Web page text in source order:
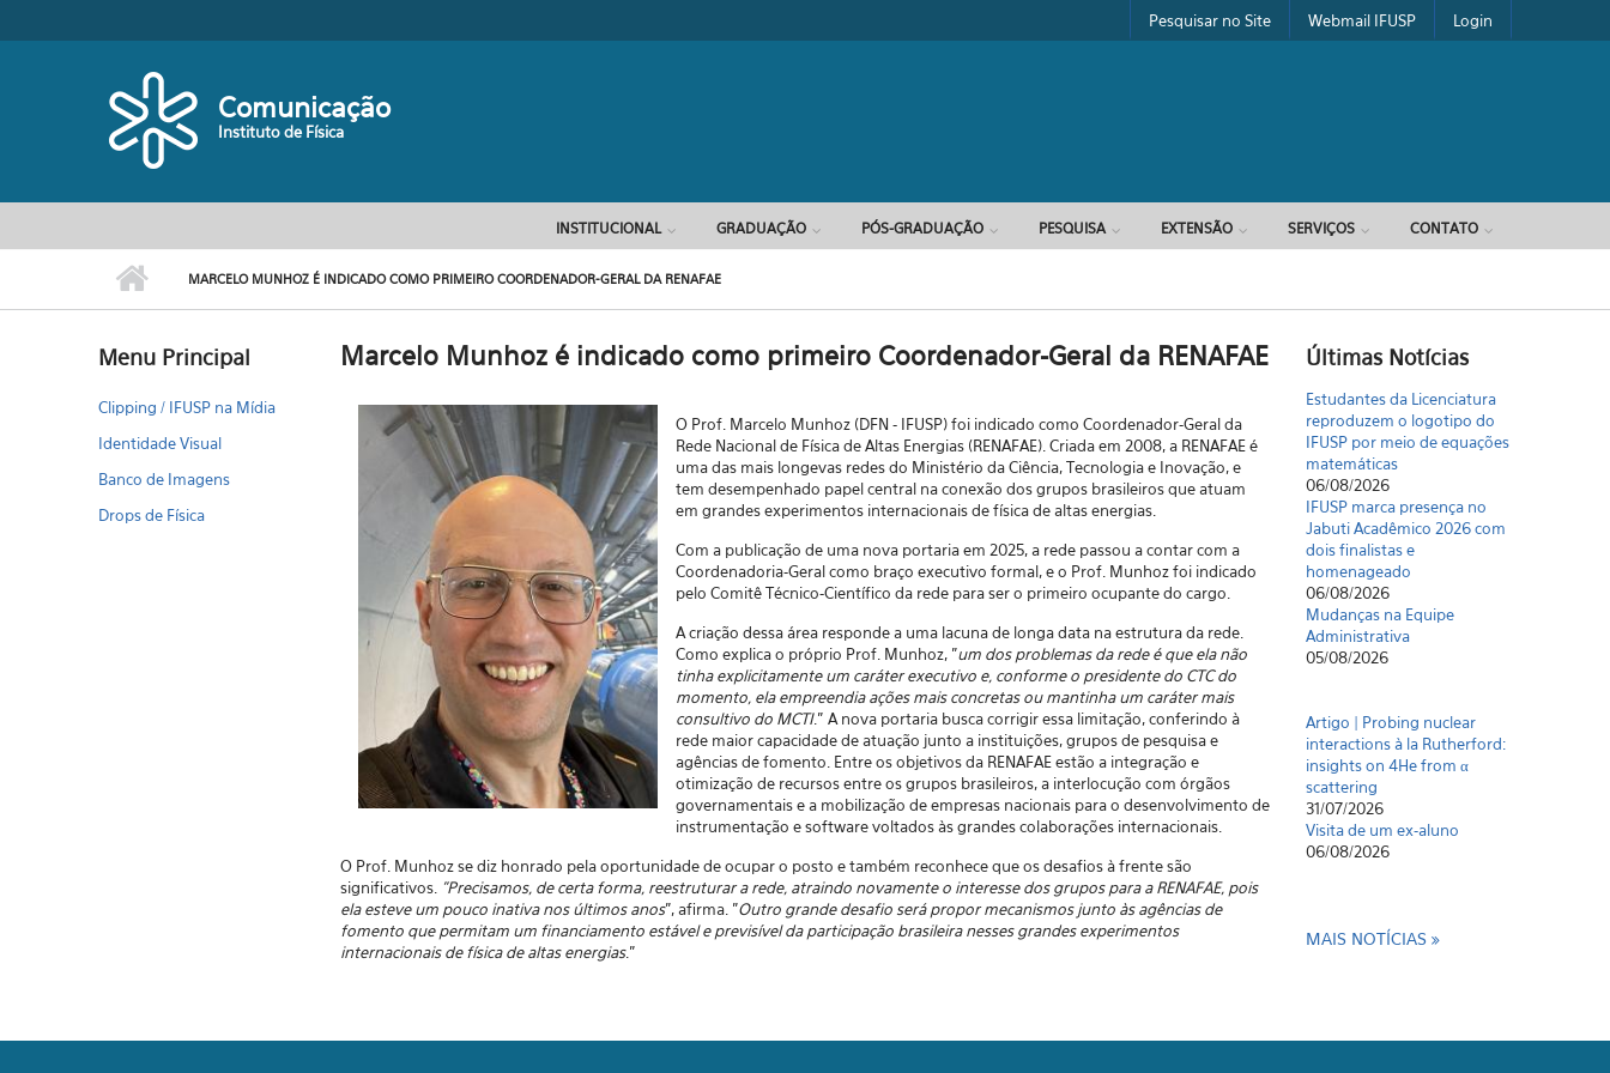
Pesquisar no Site Webmail IFUSP Login
Comunicação
Instituto de Física
INSTITUCIONAL GRADUAÇÃO PÓS-GRADUAÇÃO PESQUISA EXTENSÃO SERVIÇOS CONTATO
MARCELO MUNHOZ É INDICADO COMO PRIMEIRO COORDENADOR-GERAL DA RENAFAE
Menu Principal
Clipping / IFUSP na Mídia
Identidade Visual
Banco de Imagens
Drops de Física
Marcelo Munhoz é indicado como primeiro Coordenador-Geral da RENAFAE
O Prof. Marcelo Munhoz (DFN - IFUSP) foi indicado como Coordenador-Geral da
Rede Nacional de Física de Altas Energias (RENAFAE). Criada em 2008, a RENAFAE é
uma das mais longevas redes do Ministério da Ciência, Tecnologia e Inovação, e
tem desempenhado papel central na conexão dos grupos brasileiros que atuam
em grandes experimentos internacionais de física de altas energias.
Com a publicação de uma nova portaria em 2025, a rede passou a contar com a
Coordenadoria-Geral como braço executivo formal, e o Prof. Munhoz foi indicado
pelo Comitê Técnico-Científico da rede para ser o primeiro ocupante do cargo.
A criação dessa área responde a uma lacuna de longa data na estrutura da rede.
Como explica o próprio Prof. Munhoz, "um dos problemas da rede é que ela não
tinha explicitamente um caráter executivo e, conforme o presidente do CTC do
momento, ela empreendia ações mais concretas ou mantinha um caráter mais
consultivo do MCTI." A nova portaria busca corrigir essa limitação, conferindo à
rede maior capacidade de atuação junto a instituições, grupos de pesquisa e
agências de fomento. Entre os objetivos da RENAFAE estão a integração e
otimização de recursos entre os grupos brasileiros, a interlocução com órgãos
governamentais e a mobilização de empresas nacionais para o desenvolvimento de
instrumentação e software voltados às grandes colaborações internacionais.
O Prof. Munhoz se diz honrado pela oportunidade de ocupar o posto e também reconhece que os desafios à frente são
significativos. "Precisamos, de certa forma, reestruturar a rede, atraindo novamente o interesse dos grupos para a RENAFAE, pois
ela esteve um pouco inativa nos últimos anos", afirma. "Outro grande desafio será propor mecanismos junto às agências de
fomento que permitam um financiamento estável e previsível da participação brasileira nesses grandes experimentos
internacionais de física de altas energias."
Últimas Notícias
Estudantes da Licenciatura
reproduzem o logotipo do
IFUSP por meio de equações
matemáticas
06/08/2026
IFUSP marca presença no
Jabuti Acadêmico 2026 com
dois finalistas e
homenageado
06/08/2026
Mudanças na Equipe
Administrativa
05/08/2026
Artigo | Probing nuclear
interactions à la Rutherford:
insights on 4He from α
scattering
31/07/2026
Visita de um ex-aluno
06/08/2026
MAIS NOTÍCIAS